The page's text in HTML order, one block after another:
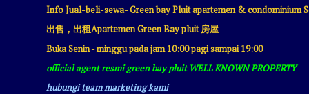
Info Jual-beli-sewa- Green bay Pluit apartemen & condominium
出售，出租Apartemen Green Bay pluit 房屋
Buka Senin - minggu pada jam 10:00 pagi sampai 19:00
official agent resmi green bay pluit WELL KNOWN PROPERTY
hubungi team marketing kami